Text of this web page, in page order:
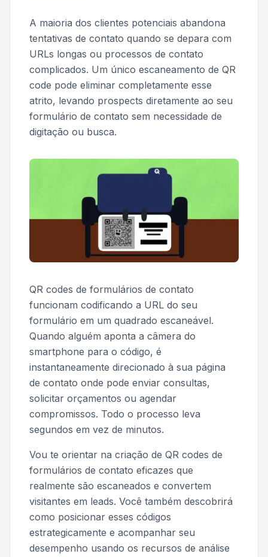
A maioria dos clientes potenciais abandona
tentativas de contato quando se depara com
URLs longas ou processos de contato
complicados. Um único escaneamento de QR
code pode eliminar completamente esse
atrito, levando prospects diretamente ao seu
formulário de contato sem necessidade de
digitação ou busca.
QR codes de formulários de contato
funcionam codificando a URL do seu
formulário em um quadrado escaneável.
Quando alguém aponta a câmera do
smartphone para o código, é
instantaneamente direcionado à sua página
de contato onde pode enviar consultas,
solicitar orçamentos ou agendar
compromissos. Todo o processo leva
segundos em vez de minutos.
Vou te orientar na criação de QR codes de
formulários de contato eficazes que
realmente são escaneados e convertem
visitantes em leads. Você também descobrirá
como posicionar esses códigos
estrategicamente e acompanhar seu
desempenho usando os recursos de análise